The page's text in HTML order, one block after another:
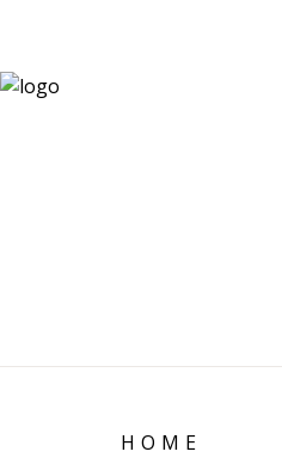
HOME